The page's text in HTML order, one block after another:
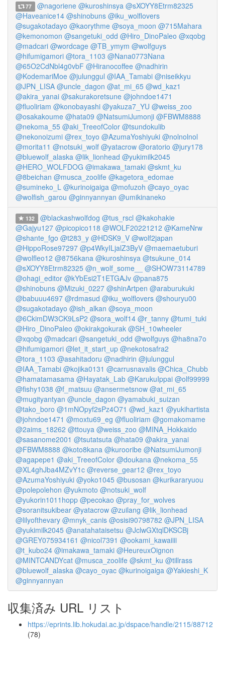
77 @nagoriene @kuroshinsya @sXOYY8Etrm82325
@Haveanice14 @shinobuns @iku_wolflovers
@sugakotadayo @kaorythme @soya_moon @715Mahara
@kemonomon @sangetuki_odd @Hiro_DinoPaleo @xqobg
@madcari @wordcage @TB_ymym @wolfguys
@hifumigamori @tora_1103 @Nana0773Nana
@65O2CdNbl4g0vbF @Hiranocoffee @nadhirin
@KodemariMoe @julunggul @IAA_Tamabi @niseikkyu
@JPN_LISA @uncle_dagon @at_mi_65 @wd_kaz1
@akira_yanai @sakurakoretsune @johndoe1471
@fluoliriam @konobayashi @yakuza7_YU @weiss_zoo
@osakakoume @hata09 @NatsumiJumonji @FBWM8888
@nekoma_55 @aki_TreeofColor @tsundokulib
@nekonoizumi @rex_toyo @AzumaYoshiyuki @nolnolnol
@morita11 @notsuki_wolf @yatacrow @oratorio @jury178
@bluewolf_alaska @lik_lionhead @yukimilk2045
@HERO_WOLFDOG @imakawa_tamaki @skmt_ku
@8beichan @musca_zoolife @kagetora_edomae
@sumineko_L @kurinoigaiga @mofuzoh @cayo_oyac
@wolfish_garou @ginnyannyan @umikinaneko
132 @blackashwolfdog @tus_rscl @kakohakie
@Gajyu127 @picopico118 @WOLF20221212 @KameNrw
@shante_fgo @t283_y @HDSK9_V @wolf2japan
@HippoRose97297 @p4WkyILjalZ3ByV @maemaetuburi
@wolfleo12 @8756kana @kuroshinsya @tsukune_014
@sXOYY8Etrm82325 @n_wolf_some__
@SHOW73114789
@ohagi_editor @kYbEsi2T1ETGAJv @pana875
@shinobuns @Mizuki_0227 @shinArtpen @araburukuki
@babuuu4697 @rdmasud @iku_wolflovers @shouryu00
@sugakotadayo @ish_alkan @soya_moon
@6CkimDW3CK9LsP2 @sora_wolf14 @r_tanny @tumi_tuki
@Hiro_DinoPaleo @okirakgokurak @SH_10wheeler
@xqobg @madcari @sangetuki_odd @wolfguys @ha8na7o
@hifumigamori @let_it_start_up @nekotosafra2
@tora_1103 @asahitadoru @nadhirin @julunggul
@IAA_Tamabi @kojika0131 @carrusnavalis @Chica_Chubb
@hamatamasama @Hayatak_Lab @KarukuIppai @olf99999
@fishy1038 @f_matsuu @ansermetsnow @at_mi_65
@mugityantyan @uncle_dagon @yamabuki_suizan
@tako_boro @1mNOpyf2sPz4O71 @wd_kaz1 @yukihartista
@johndoe1471 @moxtu69_eg @fluoliriam @gomakomame
@2aims_18262 @ttouya @weiss_zoo @MINA_Hokkaido
@sasanome2001 @tsutatsuta @hata09 @akira_yanai
@FBWM8888 @koto8kana @kurooribe @NatsumiJumonji
@agapepe1 @aki_TreeofColor @doukana @nekoma_55
@XL4ghJba4MZvY1c @reverse_gear12 @rex_toyo
@AzumaYoshiyuki @yoko1045 @busosan @kurikararyuou
@polepolehon @yukmoto @notsuki_wolf
@yukorin1011hopp @pecokao @pray_for_wolves
@soranitsukibear @yatacrow @zuilang @lik_lionhead
@lilyofthevary @mnyk_canis @osisi90798782 @JPN_LISA
@yukimilk2045 @anatahataisetsu @JclwGXtqlDKSCBj
@GREY075934161 @nicol7391 @ookami_kawaiiii
@t_kubo24 @imakawa_tamaki @HeureuxOignon
@MINTCANDYcat @musca_zoolife @skmt_ku @tillrass
@bluewolf_alaska @cayo_oyac @kurinoigaiga @Yakieshi_K
@ginnyannyan
収集済み URL リスト
https://eprints.lib.hokudai.ac.jp/dspace/handle/2115/88712
(78)